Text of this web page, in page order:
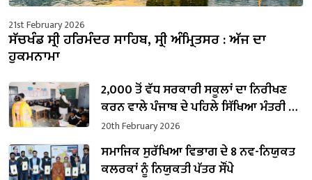
21st February 2026
ਸੱਚਖੰਡ ਸ੍ਰੀ ਹਰਿਮੰਦਰ ਸਾਹਿਬ, ਸ੍ਰੀ ਅੰਮ੍ਰਿਤਸਰ : ਅੱਜ ਦਾ
ਹੁਕਮਨਾਮਾ
2,000 ਤੋਂ ਵੱਧ ਸਰਕਾਰੀ ਸਕੂਲਾਂ ਦਾ ਨਿਰੀਖਣ
ਕਰਨ ਵਾਲੇ ਪੰਜਾਬ ਦੇ ਪਹਿਲੇ ਸਿੱਖਿਆ ਮੰਤਰੀ ਬਣੇ
ਹਰਜੋਤ ਸਿੰਘ ਬੈਂਸ
20th February 2026
ਸਮਾਜਿਕ ਸੁਰੱਖਿਆ ਵਿਭਾਗ ਦੇ 8 ਨਵ-ਨਿਯੁਕਤ
ਕਲਰਕਾਂ ਨੂੰ ਨਿਯੁਕਤੀ ਪੱਤਰ ਸੌਂਪੇ